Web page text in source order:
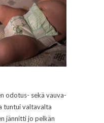
odotus- sekä vauva-
tuntui valtavalta
jännitti jo pelkän